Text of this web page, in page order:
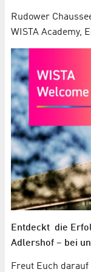
Rudower
WISTA Academy,
Entdeckt die
Adlershof – bei
Freut Euch